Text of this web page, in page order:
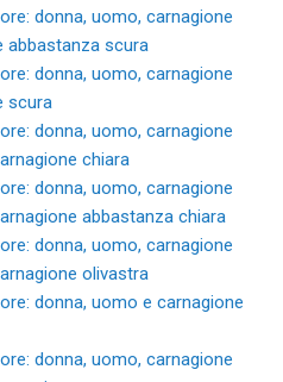
donna, uomo, carnagione
abbastanza scura
donna, uomo, carnagione
scura
donna, uomo, carnagione
chiara
donna, uomo, carnagione
abbastanza chiara
donna, uomo, carnagione
olivastra
donna, uomo e carnagione
donna, uomo, carnagione